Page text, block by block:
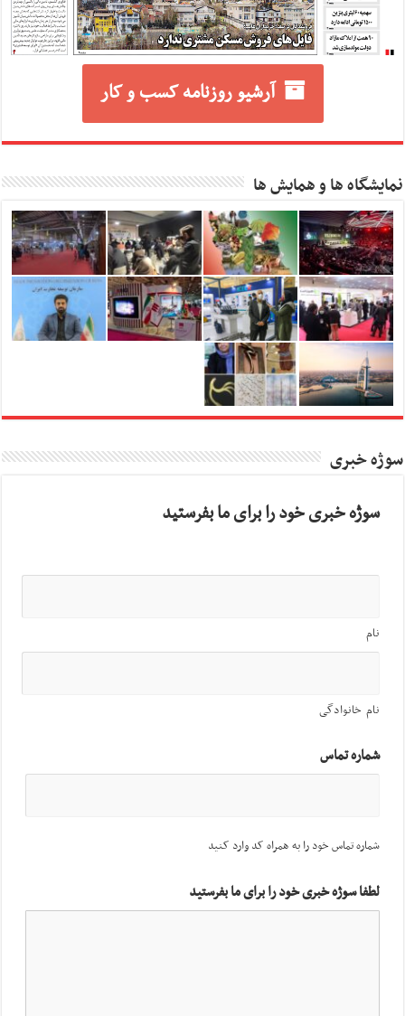
آرشیو روزنامه کسب و کار
نمایشگاه ها و همایش ها
سوژه خبری
سوژه خبری خود را برای ما بفرستید
نام
نام خانوادگی
شماره تماس
شماره تماس خود را به همراه کد وارد کنید
لطفا سوژه خبری خود را برای ما بفرستید